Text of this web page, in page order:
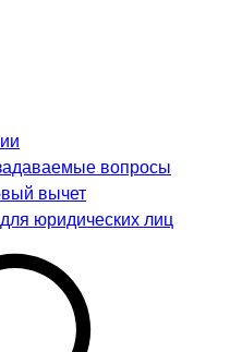
вопросы
вычет
юридических лиц